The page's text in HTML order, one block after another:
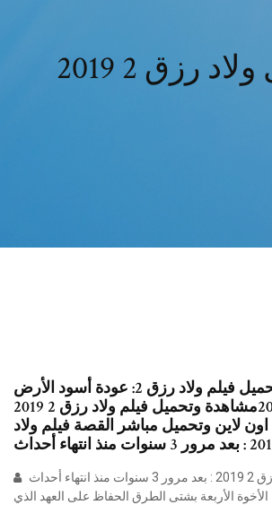
رزق 2 2019
ولاد رزق 2 تحميل فيلم ولاد رزق 2: عودة أسود الأرض
2019مشاهدة وتحميل فيلم ولاد رزق 2 2019 hd بطولة أحمد
لاين وتحميل مباشر القصة فيلم ولاد
الأخوة الأربعة بشتى الطرق الحفاظ على العهد الذي